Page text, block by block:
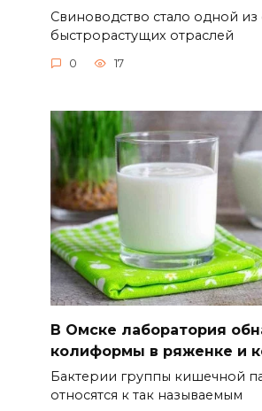
Свиноводство стало одной из
быстрорастущих отраслей
0 17
В Омске лаборатория
колиформы в ряженке и
Бактерии группы кишечной
относятся к так называемым